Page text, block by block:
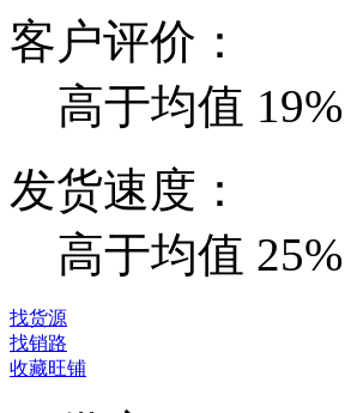
客户评价：
高于均值 19%
发货速度：
高于均值 25%
找货源
找销路
收藏旺铺